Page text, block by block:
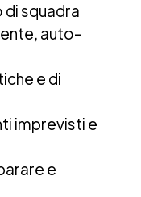
squadra
auto-
e di
imprevisti e
e